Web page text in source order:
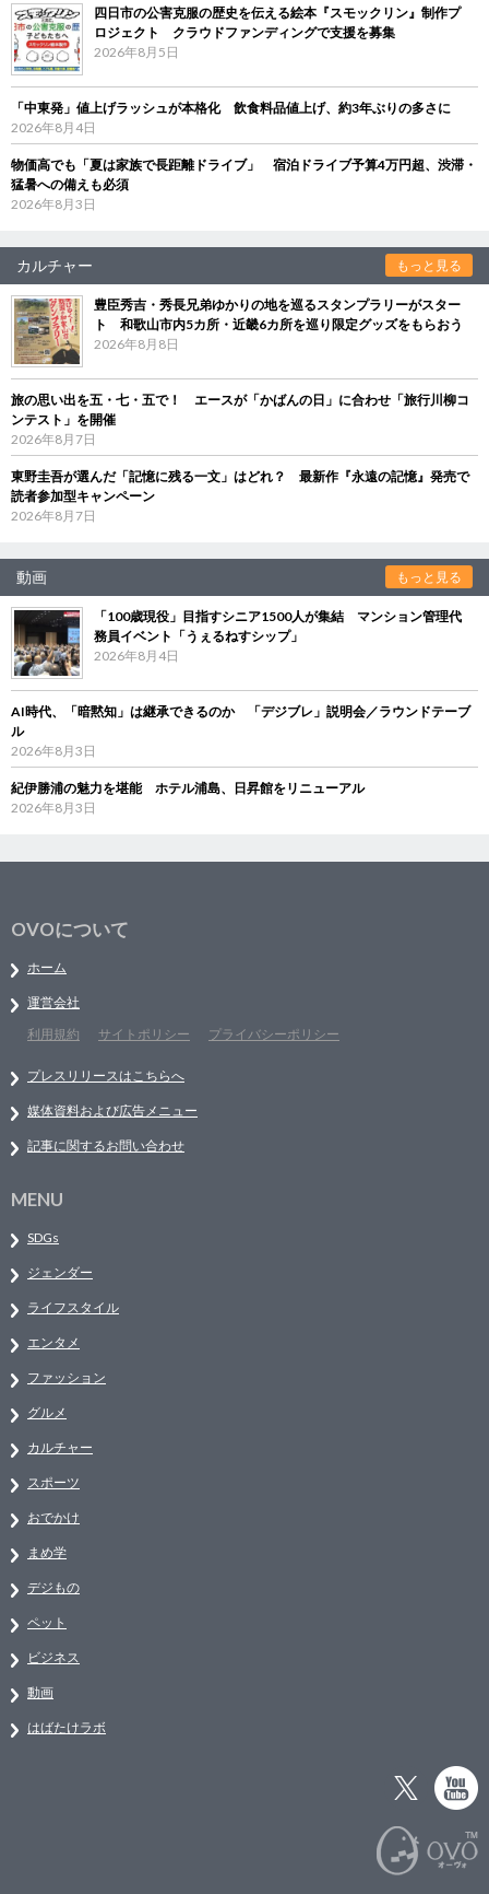
四日市の公害克服の歴史を伝える絵本『スモックリン』制作プ
ロジェクト クラウドファンディングで支援を募集
2026年8月5日
「中東発」値上げラッシュが本格化 飲食料品値上げ、約3年ぶりの多さに
2026年8月4日
物価高でも「夏は家族で長距離ドライブ」 宿泊ドライブ予算4万円超、渋滞・
猛暑への備えも必須
2026年8月3日
カルチャー もっと見る
豊臣秀吉・秀長兄弟ゆかりの地を巡るスタンプラリーがスター
ト 和歌山市内5カ所・近畿6カ所を巡り限定グッズをもらおう
2026年8月8日
旅の思い出を五・七・五で！ エースが「かばんの日」に合わせ「旅行川柳コ
ンテスト」を開催
2026年8月7日
東野圭吾が選んだ「記憶に残る一文」はどれ？ 最新作『永遠の記憶』発売で
読者参加型キャンペーン
2026年8月7日
動画 もっと見る
「100歳現役」目指すシニア1500人が集結 マンション管理代
務員イベント「うぇるねすシップ」
2026年8月4日
AI時代、「暗黙知」は継承できるのか 「デジブレ」説明会／ラウンドテーブ
ル
2026年8月3日
紀伊勝浦の魅力を堪能 ホテル浦島、日昇館をリニューアル
2026年8月3日
OVOについて
ホーム
運営会社
利用規約
サイトポリシー プライバシーポリシー
プレスリリースはこちらへ
媒体資料および広告メニュー
記事に関するお問い合わせ
MENU
SDGs
ジェンダー
ライフスタイル
エンタメ
ファッション
グルメ
カルチャー
スポーツ
おでかけ
まめ学
デジもの
ペット
ビジネス
動画
はばたけラボ